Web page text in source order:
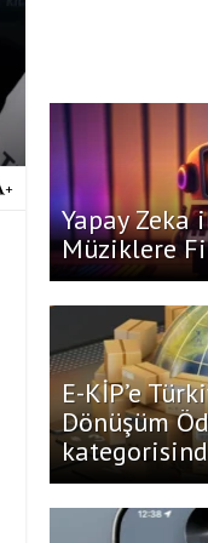
+
Yapay
Müziklere
E-KİP’e
Dönüşüm